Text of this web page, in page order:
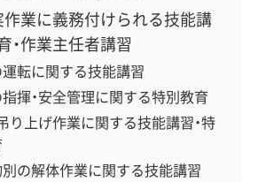
メディアでWebディレクターとして6
・編集から500社以上の解体業者取材ま
あらゆる工程を経験。近年は解体の前
管理・解体・補助金・税制）にも取材領
しい情報が届かず困っている方を助け
、一個人の責任と情熱で「スッキリ解
記事の編集に責任を持つ。
の制作理念はこちら
業に義務付けられる技能講
・作業主任者講習
転に関する技能講習
揮・安全管理に関する特別教育
り上げ作業に関する技能講習・特
の解体作業に関する技能講習